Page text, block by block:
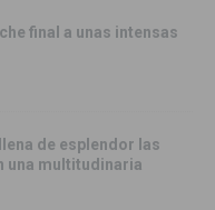
final a unas intensas
de esplendor las
una multitudinaria